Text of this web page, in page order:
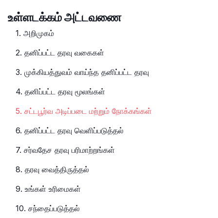
உள்ளடக்கம் அட்டவணை
1. அறிமுகம்
2. தனிப்பட்ட தரவு வகைகள்
3. முக்கியத்துவம் வாய்ந்த தனிப்பட்ட தரவு
4. தனிப்பட்ட தரவு மூலங்கள்
5. சட்டபூர்வ அடிப்படை மற்றும் நோக்கங்கள்
6. தனிப்பட்ட தரவு வெளிப்படுத்தல்
7. சர்வதேச தரவு பரிமாற்றங்கள்
8. தரவு வைத்திருத்தல்
9. உங்கள் உரிமைகள்
10. சந்தைப்படுத்தல்